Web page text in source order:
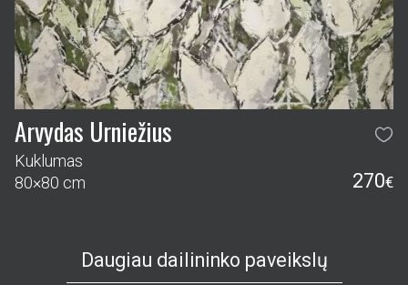
Arvydas Urniežius
Kuklumas
80×80 cm
270€
Daugiau dailininko paveikslų